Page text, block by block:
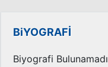
BiYOGRAFİ
Biyografi Bulunamadı